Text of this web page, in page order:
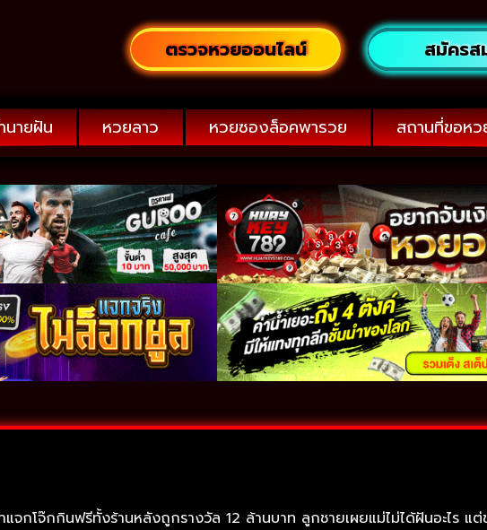
ตรวจหวยออนไลน์ สมัครส
นายฝัน หวยลาว หวยซองล็อคพารวย สถานที่ขอห
จกโจ๊กกินฟรีทั้งร้านหลังถูกรางวัล 12 ล้านบาท ลูกชายเผยแม่ไม่ได้ฝันอะไร แต่